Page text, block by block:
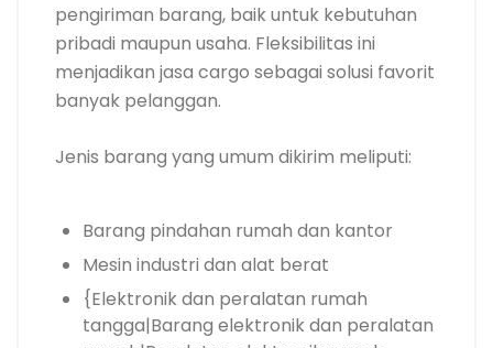
pengiriman barang, baik untuk kebutuhan
pribadi maupun usaha. Fleksibilitas ini
menjadikan jasa cargo sebagai solusi favorit
banyak pelanggan.
Jenis barang yang umum dikirim meliputi:
Barang pindahan rumah dan kantor
Mesin industri dan alat berat
{Elektronik dan peralatan rumah
tangga|Barang elektronik dan peralatan